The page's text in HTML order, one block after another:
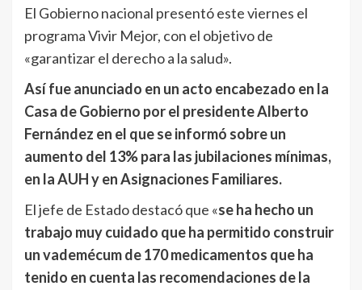
El Gobierno nacional presentó este viernes el
programa Vivir Mejor, con el objetivo de
«garantizar el derecho a la salud».
Así fue anunciado en un acto encabezado en la
Casa de Gobierno por el presidente Alberto
Fernández en el que se informó sobre un
aumento del 13% para las jubilaciones mínimas,
en la AUH y en Asignaciones Familiares.
El jefe de Estado destacó que «se ha hecho un
trabajo muy cuidado que ha permitido construir
un vademécum de 170 medicamentos que ha
tenido en cuenta las recomendaciones de la